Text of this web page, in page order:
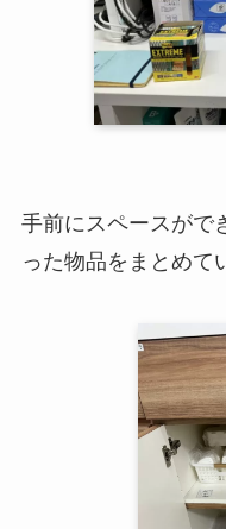
手前にスペースがで
った物品をまとめて